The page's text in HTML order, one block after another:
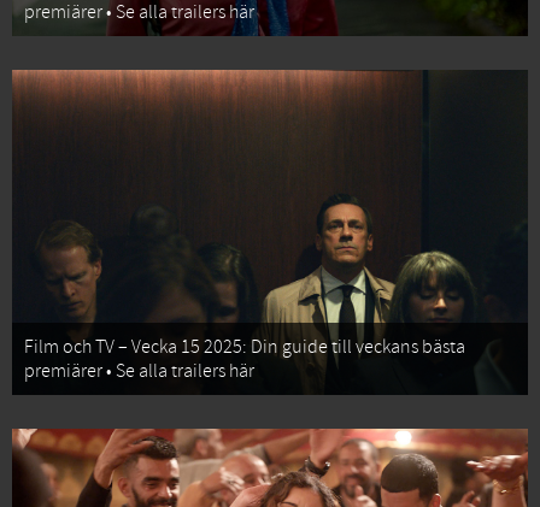
premiärer • Se alla trailers här
Film och TV – Vecka 15 2025: Din guide till veckans bästa
premiärer • Se alla trailers här